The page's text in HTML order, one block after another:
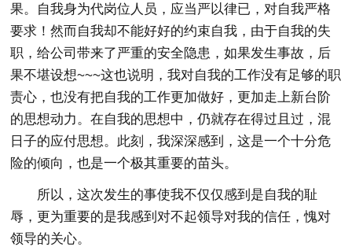
果。自我身为代岗位人员，应当严以律已，对自我严格
要求！然而自我却不能好好的约束自我，由于自我的失
职，给公司带来了严重的安全隐患，如果发生事故，后
果不堪设想~~~这也说明，我对自我的工作没有足够的职
责心，也没有把自我的工作更加做好，更加走上新台阶
的思想动力。在自我的思想中，仍就存在得过且过，混
日子的应付思想。此刻，我深深感到，这是一个十分危
险的倾向，也是一个极其重要的苗头。
所以，这次发生的事使我不仅仅感到是自我的耻
辱，更为重要的是我感到对不起领导对我的信任，愧对
领导的关心。